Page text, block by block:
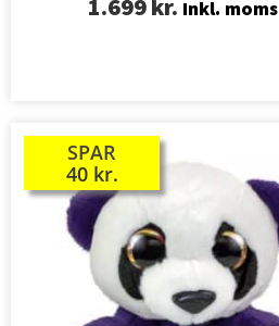
1.699kr. Inkl. moms
SPAR
40 kr.
TILBUD!